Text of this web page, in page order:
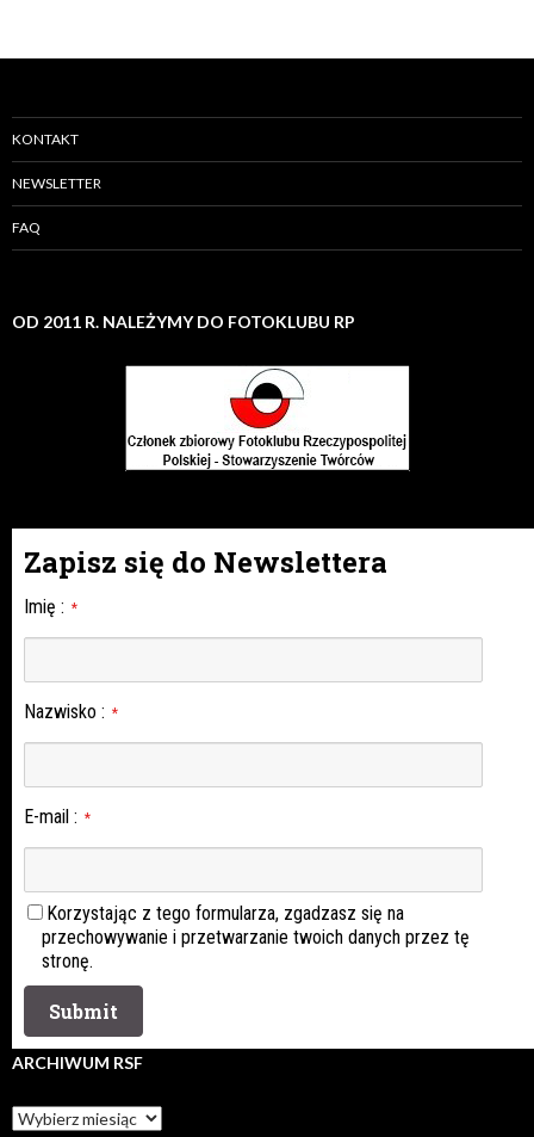
KONTAKT
NEWSLETTER
FAQ
OD 2011 R. NALEŻYMY DO FOTOKLUBU RP
Zapisz się do Newslettera
Imię : *
Nazwisko : *
E-mail : *
Korzystając z tego formularza, zgadzasz się na
przechowywanie i przetwarzanie twoich danych przez tę
stronę.
ARCHIWUM RSF
Archiwum